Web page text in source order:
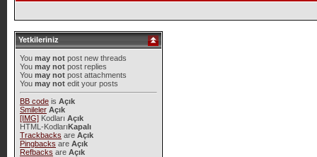
Yetkileriniz
You may notpost new threads
You may notpost replies
You may notpost attachments
You may notedit your posts
BB codeis Açık
Smileler Açık
[IMG]Kodları Açık
HTML-KodlarıKapalı
Trackbacks are Açık
Pingbacks are Açık
Refbacks are Açık